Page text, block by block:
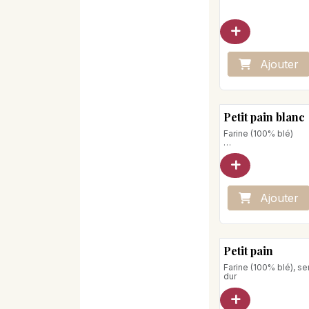
Ajouter
Petit pain blanc
Farine (100% blé)
Poids net : 105 g
Stocker à l'abri de
l'humidité
Ajouter
Petit pain
Farine (100% blé),
dur